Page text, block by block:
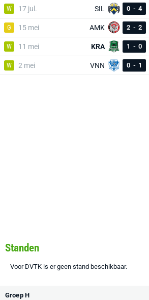
W 17 jul. SIL 0 - 4
G 15 mei AMK 2 - 2
W 11 mei KRA 1 - 0
W 2 mei VNN 0 - 1
Standen
Voor DVTK is er geen stand beschikbaar.
Groep H